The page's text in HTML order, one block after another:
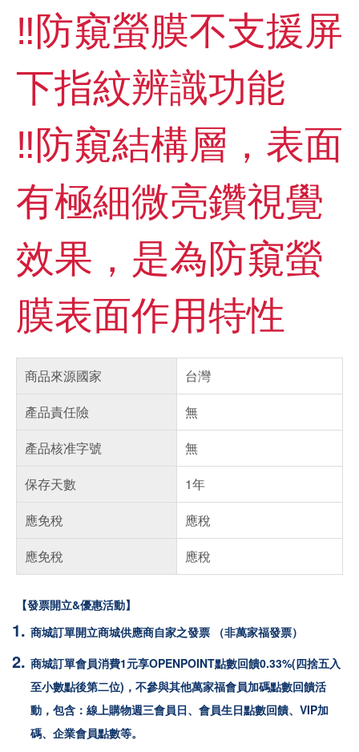
‼️防窺螢膜不支援屏
下指紋辨識功能
‼️防窺結構層，表面
有極細微亮鑽視覺
效果，是為防窺螢
膜表面作用特性
商品來源國家
台灣
產品責任險
無
產品核准字號
無
保存天數
1年
應免稅
應稅
應免稅
應稅
【發票開立&優惠活動】
商城訂單開立商城供應商自家之發票 （非萬家福發票）
商城訂單會員消費1元享OPENPOINT點數回饋0.33%(四捨五入
至小數點後第二位)，不參與其他萬家福會員加碼點數回饋活
動，包含：線上購物週三會員日、會員生日點數回饋、VIP加
碼、企業會員點數等。